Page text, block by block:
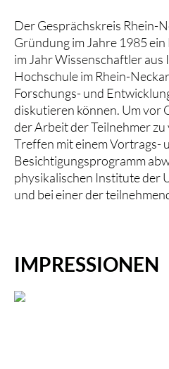
DerGesprächskreis Rhein-
Gründungim Jahre 1985ein
im JahrWissenschaftleraus
Hochschuleim Rhein-
Forschungs- und
diskutieren können. Um vor
der Arbeit der Teilnehmer
Treffen mit einem Vortrags-
Besichtigungsprogramm
physikalischen Institute der
und bei einer der
IMPRESSIONEN